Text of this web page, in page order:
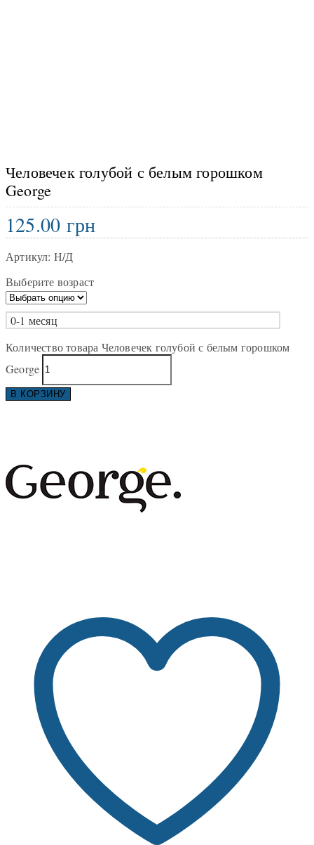
Человечек голубой с белым горошком
George
125.00грн
Артикул: Н/Д
Выберите возраст
0-1 месяц
Количество товара Человечек голубой с белым горошком
George
В КОРЗИНУ